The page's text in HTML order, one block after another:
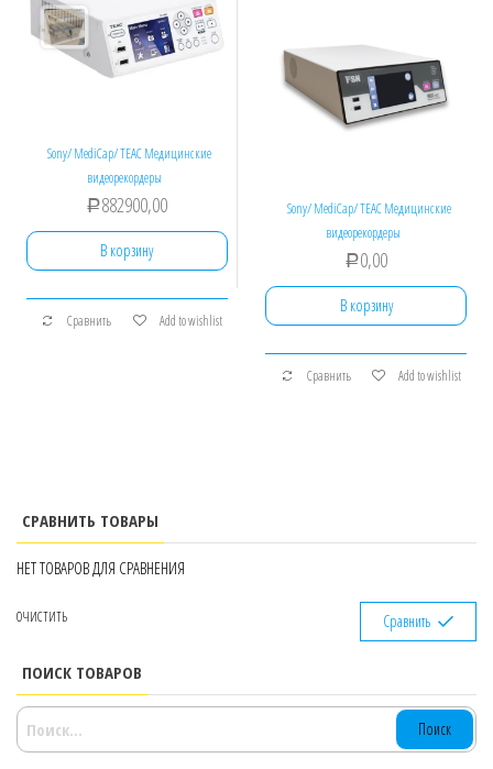
Sony/ MediCap/ TEAC Медицинские
видеорекордеры
Р882900,00
В корзину
Сравнить Add to wishlist
Sony/ MediCap/ TEAC Медицинские
видеорекордеры
Р0,00
В корзину
Сравнить Add to wishlist
СРАВНИТЬ ТОВАРЫ
НЕТ ТОВАРОВ ДЛЯ СРАВНЕНИЯ
ОЧИСТИТЬ Сравнить
ПОИСК ТОВАРОВ
НАЙТИ: